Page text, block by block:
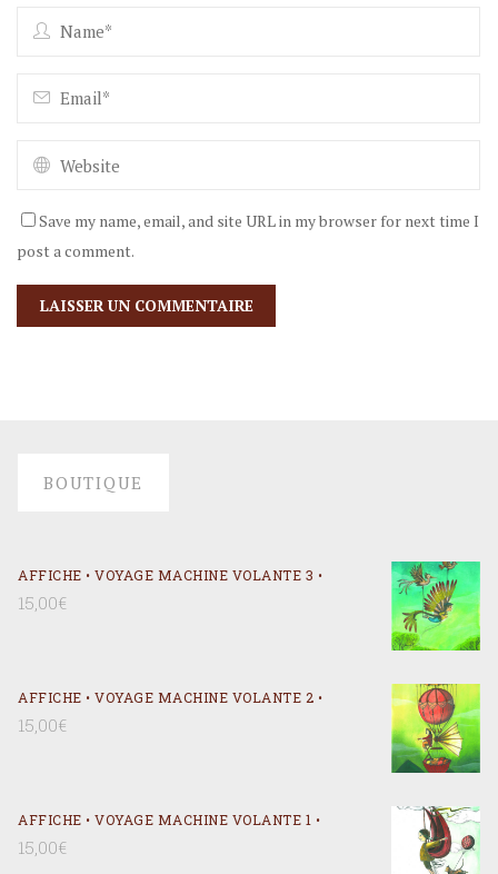
Save my name, email, and site URL in my browser for next time I
post a comment.
BOUTIQUE
AFFICHE • VOYAGE MACHINE VOLANTE 3 •
15,00€
AFFICHE • VOYAGE MACHINE VOLANTE 2 •
15,00€
AFFICHE • VOYAGE MACHINE VOLANTE 1 •
15,00€